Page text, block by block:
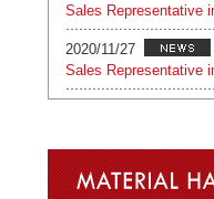
Sales Representative
2020/11/27
Sales Representative
2017/09/08
MANUFACTURING